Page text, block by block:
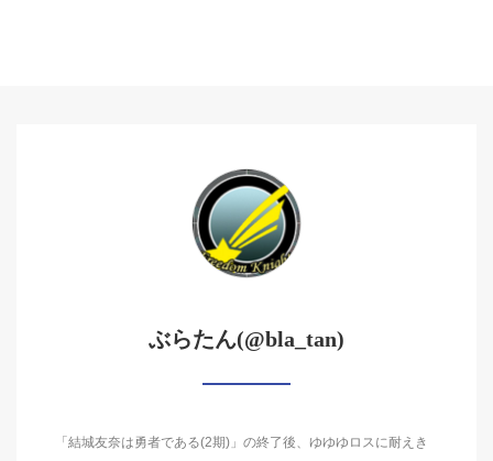
ぶらたん(@bla_tan)
「結城友奈は勇者である(2期)」の終了後、ゆゆゆロスに耐えき